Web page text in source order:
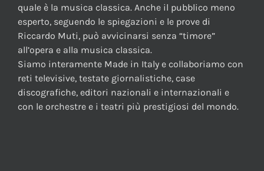
quale è la musica classica. Anche il pubblico meno
esperto, seguendo le spiegazioni e le prove di
Riccardo Muti, può avvicinarsi senza “timore”
all’opera e alla musica classica.
Siamo interamente Made in Italy e collaboriamo con
reti televisive, testate giornalistiche, case
discografiche, editori nazionali e internazionali e
con le orchestre e i teatri più prestigiosi del mondo.